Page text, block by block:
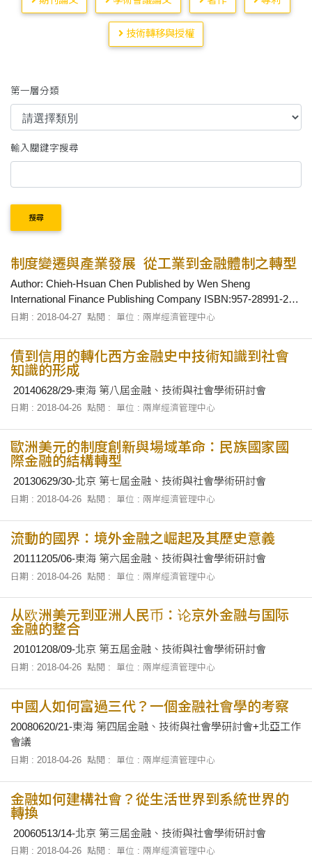
技術轉移與授權
第一層分類
輸入關鍵字搜尋
搜尋
制度變遷與產業發展_從工業到金融體制之轉型
Author: Chieh-Hsuan Chen Published by Wen Sheng
International Finance Publishing Company ISBN:957-28991-2-0
Mail Order:41299514 Order TEL: 07-3393058 First
日期 : 2018-04-27 點閱 : 單位 : 兩岸經濟管理中心
債到信用的轉化西方金融史中技術知識到社會
知識的形成
20140628/29-東海 第八屆金融、技術與社會學術研討會
日期 : 2018-04-26 點閱 : 單位 : 兩岸經濟管理中心
歐洲美元的制度創新與場域革命：民族國家國
際金融的結構轉型
20130629/30-北京 第七屆金融、技術與社會學術研討會
日期 : 2018-04-26 點閱 : 單位 : 兩岸經濟管理中心
流動的國界：境外金融之崛起及其歷史意義
20111205/06-東海 第六屆金融、技術與社會學術研討會
日期 : 2018-04-26 點閱 : 單位 : 兩岸經濟管理中心
从欧洲美元到亚洲人民币：论京外金融与国际
金融的整合
20101208/09-北京 第五屆金融、技術與社會學術研討會
日期 : 2018-04-26 點閱 : 單位 : 兩岸經濟管理中心
中國人如何富過三代？一個金融社會學的考察
20080620/21-東海 第四屆金融、技術與社會學研討會+北亞工作
會議
日期 : 2018-04-26 點閱 : 單位 : 兩岸經濟管理中心
金融如何建構社會？從生活世界到系統世界的
轉換
20060513/14-北京 第三屆金融、技術與社會學術研討會
日期 : 2018-04-26 點閱 : 單位 : 兩岸經濟管理中心